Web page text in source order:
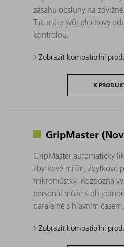
zásahu obsluhy na
Tak máte svůj plechový
kontrolou.
Zobrazit kompatibilní
K
GripMaster
GripMaster automaticky
zbytkové mříže, zbytkové
mikromůstky. Rozpozná
personál může stoh
paralelně s hlavním časem.
Zobrazit kompatibilní